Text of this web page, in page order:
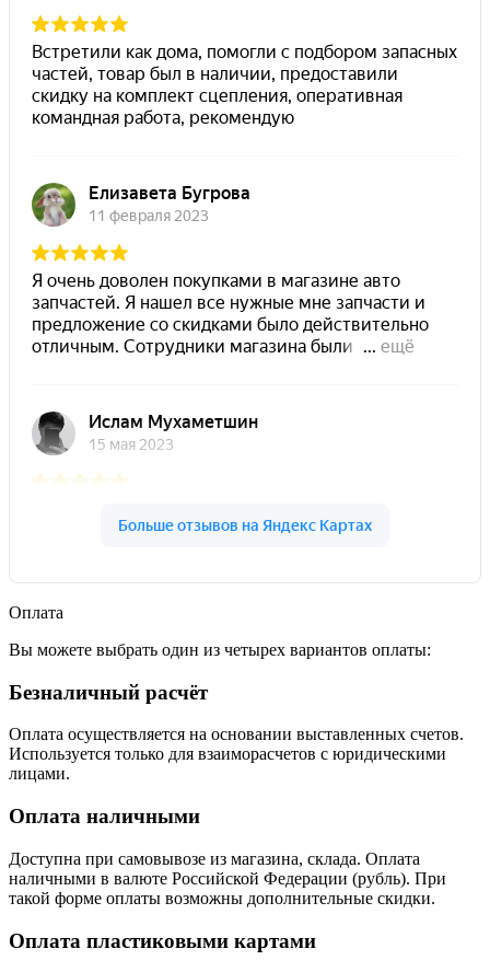
Оплата
Вы можете выбрать один из четырех вариантов оплаты:
Безналичный расчёт
Оплата осуществляется на основании выставленных счетов.
Используется только для взаиморасчетов с юридическими
лицами.
Оплата наличными
Доступна при самовывозе из магазина, склада. Оплата
наличными в валюте Российской Федерации (рубль). При
такой форме оплаты возможны дополнительные скидки.
Оплата пластиковыми картами